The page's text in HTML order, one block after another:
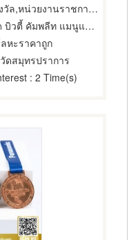
รัฐวิสาหิจ,ขายส่งและผู้ผลิตของขวัญและของชำร่วย
คัมพลีท แมนูแฟคเตอร์
หะราคาถูก
ดสมุทรปราการ
: 2 Time(s)